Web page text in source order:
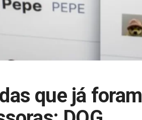
que já foram